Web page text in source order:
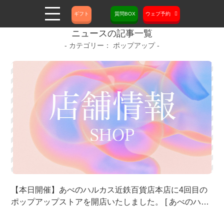
ギフト 質問BOX ウェブ予約
ニュースの記事一覧
ポップアップ
【本日開催】あべのハルカス近鉄百貨店本店に4回目の
ポップアップストアを開店いたしました。 [ あべのハル